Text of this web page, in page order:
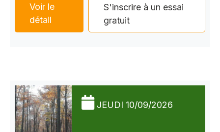
Voir le
détail
S'inscrire à un essai
gratuit
JEUDI 10/09/2026